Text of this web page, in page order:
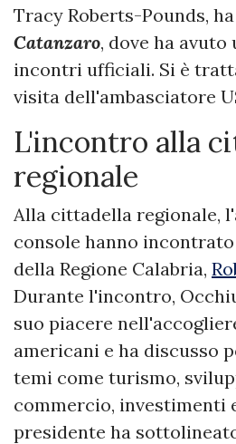
Tracy Roberts-Pounds,
Catanzaro, dove ha avuto
incontri ufficiali. Si è
visita dell'ambasciatore
L'incontro alla
regionale
Alla cittadella regionale,
console hanno
della Regione Calabria,
Durante l'incontro,
suo piacere
americani e ha discusso
temi come turismo,
commercio, investimenti
presidente ha